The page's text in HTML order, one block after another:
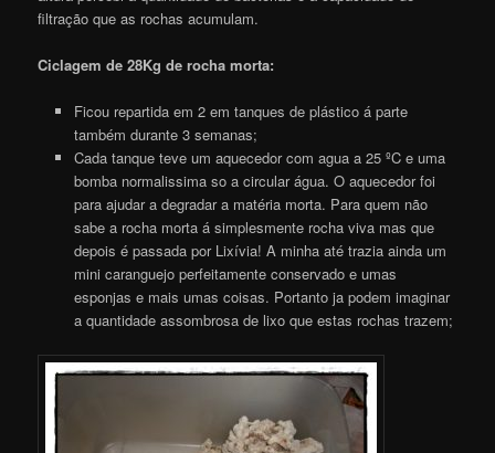
filtração que as rochas acumulam.
Ciclagem de 28Kg de rocha morta:
Ficou repartida em 2 em tanques de plástico á parte
também durante 3 semanas;
Cada tanque teve um aquecedor com agua a 25 ºC e uma
bomba normalissima so a circular água. O aquecedor foi
para ajudar a degradar a matéria morta. Para quem não
sabe a rocha morta á simplesmente rocha viva mas que
depois é passada por Lixívia! A minha até trazia ainda um
mini caranguejo perfeitamente conservado e umas
esponjas e mais umas coisas. Portanto ja podem imaginar
a quantidade assombrosa de lixo que estas rochas trazem;